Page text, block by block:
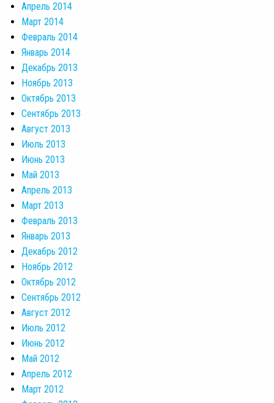
Апрель 2014
Март 2014
Февраль 2014
Январь 2014
Декабрь 2013
Ноябрь 2013
Октябрь 2013
Сентябрь 2013
Август 2013
Июль 2013
Июнь 2013
Май 2013
Апрель 2013
Март 2013
Февраль 2013
Январь 2013
Декабрь 2012
Ноябрь 2012
Октябрь 2012
Сентябрь 2012
Август 2012
Июль 2012
Июнь 2012
Май 2012
Апрель 2012
Март 2012